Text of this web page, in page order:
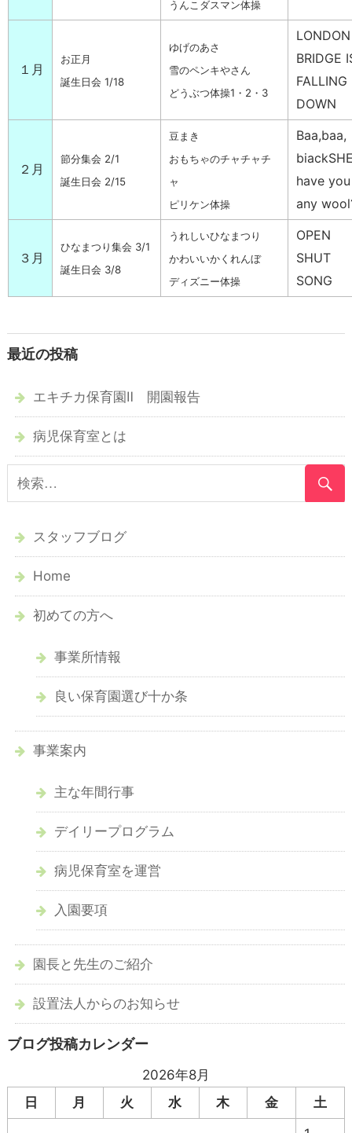
うんこダスマン体操
１月
お正月
誕生日会 1/18
ゆげのあさ
雪のペンキやさん
どうぶつ体操1・2・3
LONDON
BRIDGE
FALLING
DOWN
２月
節分集会 2/1
誕生日会 2/15
豆まき
おもちゃのチャチャチ
ャ
ピリケン体操
Baa,baa,
have you
any
３月
ひなまつり集会 3/1
誕生日会 3/8
うれしいひなまつり
かわいいかくれんぼ
ディズニー体操
OPEN
SHUT
SONG
最近の投稿
エキチカ保育園Ⅱ 開園報告
病児保育室とは
スタッフブログ
Home
初めての方へ
事業所情報
良い保育園選び十か条
事業案内
主な年間行事
デイリープログラム
病児保育室を運営
入園要項
園長と先生のご紹介
設置法人からのお知らせ
ブログ投稿カレンダー
2026年8月
日
月 火 水 木 金
土